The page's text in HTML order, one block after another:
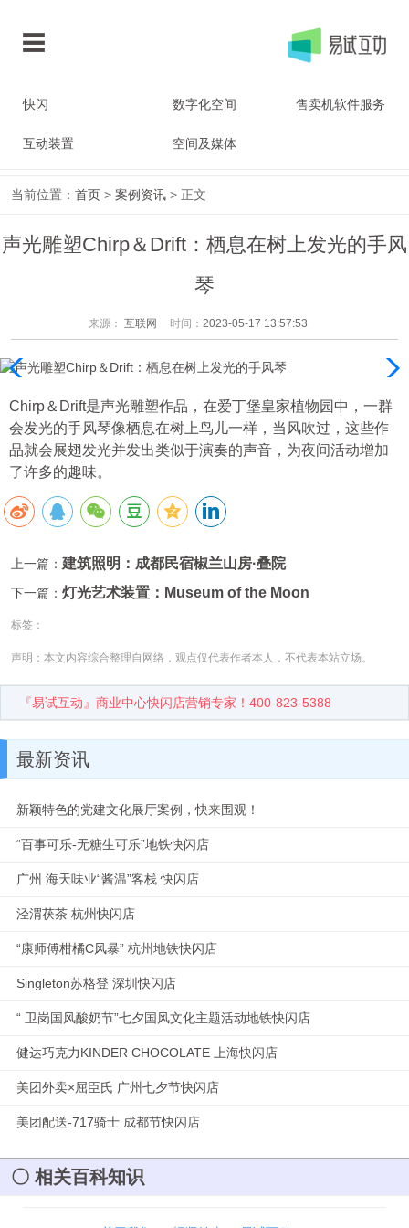
快闪 数字化空间 售卖机软件服务
互动装置 空间及媒体
当前位置： 首页 > 案例资讯 > 正文
声光雕塑Chirp＆Drift：栖息在树上发光的手风
琴
来源： 互联网 时间： 2023-05-17 13:57:53
Chirp＆Drift是声光雕塑作品，在爱丁堡皇家植物园中，一群
会发光的手风琴像栖息在树上鸟儿一样，当风吹过，这些作
品就会展翅发光并发出类似于演奏的声音，为夜间活动增加
了许多的趣味。
上一篇： 建筑照明：成都民宿椒兰山房·叠院
下一篇： 灯光艺术装置：Museum of the Moon
标签：
声明：本文内容综合整理自网络，观点仅代表作者本人，不代表本站立场。
『易试互动』商业中心快闪店营销专家！400-823-5388
最新资讯
新颖特色的党建文化展厅案例，快来围观！
“百事可乐-无糖生可乐”地铁快闪店
广州 海天味业“酱温”客栈 快闪店
泾渭茯茶 杭州快闪店
“康师傅柑橘C风暴” 杭州地铁快闪店
Singleton苏格登 深圳快闪店
“ 卫岗国风酸奶节”七夕国风文化主题活动地铁快闪店
健达巧克力KINDER CHOCOLATE 上海快闪店
美团外卖×屈臣氏 广州七夕节快闪店
美团配送-717骑士 成都节快闪店
相关百科知识